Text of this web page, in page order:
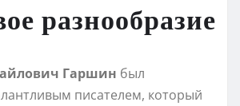
разнообразие
Гаршин был
писателем, который